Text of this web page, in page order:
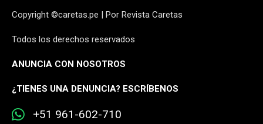
Copyright ©caretas.pe | Por Revista Caretas
Todos los derechos reservados
ANUNCIA CON NOSOTROS
¿TIENES UNA DENUNCIA? ESCRÍBENOS
+51 961-602-710